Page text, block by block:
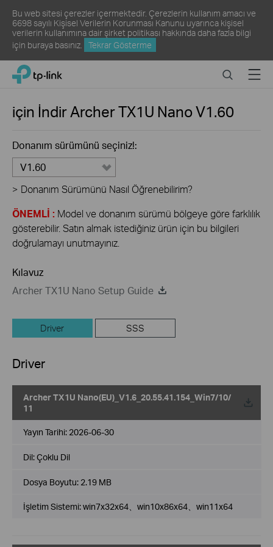
Bu web sitesi çerezler içermektedir. Çerezlerin kullanım amacı ve
6698 sayılı Kişisel Verilerin Korunması Kanunu uyarınca kişisel
verilerin kullanımına dair şirket politikası hakkında daha fazla bilgi
için buraya basınız. Tekrar Gösterme
Click
navigation
TP-Link, Reliably Smart SearchMenu
için İndirArcher TX1U NanoV1.60
Donanım sürümünü seçiniz!:
V1.60
> Donanım Sürümünü Nasıl Öğrenebilirim?
ÖNEMLİ : Model ve donanım sürümü bölgeye göre farklılık
gösterebilir. Satın almak istediğiniz ürün için bu bilgileri
doğrulamayı unutmayınız.
Kılavuz
Archer TX1U Nano Setup Guide
Driver SSS
Driver
Archer TX1U Nano(EU)_V1.6_20.55.41.154_Win7/10/
11
Yayın Tarihi: 2026-06-30
Dil:Çoklu Dil
Dosya Boyutu: 2.19 MB
İşletim Sistemi: win7x32x64、win10x86x64、win11x64